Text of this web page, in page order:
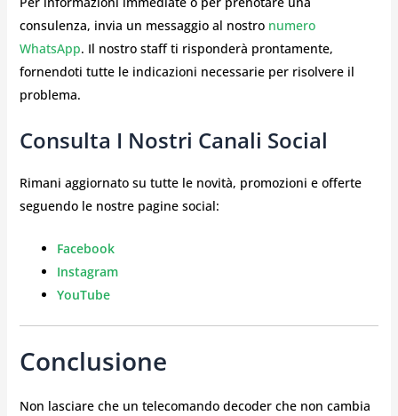
consulenza, invia un messaggio al nostro numero
WhatsApp. Il nostro staff ti risponderà prontamente,
fornendoti tutte le indicazioni necessarie per risolvere il
problema.
Consulta I Nostri Canali Social
Rimani aggiornato su tutte le novità, promozioni e offerte
seguendo le nostre pagine social:
Facebook
Instagram
YouTube
Conclusione
Non lasciare che un telecomando decoder che non cambia